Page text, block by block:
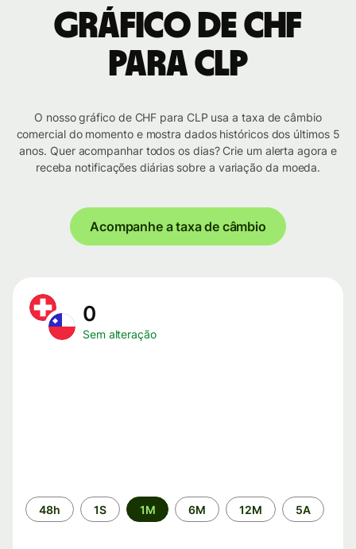
Gráfico de CHF
para CLP
O nosso gráfico de CHF para CLP usa a taxa de câmbio
comercial do momento e mostra dados históricos dos últimos 5
anos. Quer acompanhar todos os dias? Crie um alerta agora e
receba notificações diárias sobre a variação da moeda.
Acompanhe a taxa de câmbio
0
Sem alteração
Período
de
48h 1S 1M 6M 12M 5A